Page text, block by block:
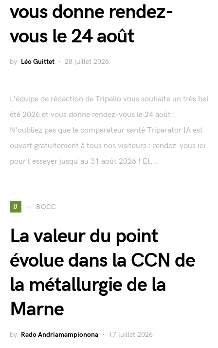
vous donne rendez-
vous le 24 août
by Léo Guittet 28 juillet 2026
L'équipe de rédaction de Tripalio vous souhaite un très bel
été 2026 et vous donne rendez-vous le 24 août !
N'oubliez pas que le comparateur santé Triparator IA est
ouvert gratuitement à tous nos visiteurs : rendez-vous ici
pour l'essayer jusqu'au 31 août 2026 ! Et...
B BOCC
La valeur du point
évolue dans la CCN de
la métallurgie de la
Marne
by Rado Andriamampionona 17 juillet 2026